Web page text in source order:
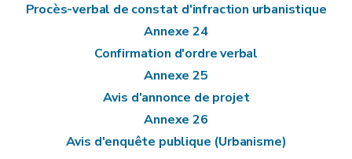
Procès-verbal de constat d'infraction urbanistique
Annexe 24
Confirmation d'ordre verbal
Annexe 25
Avis d'annonce de projet
Annexe 26
Avis d'enquête publique (Urbanisme)